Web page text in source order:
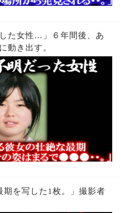
た女性…」６年間後、あ
動き出す。
期を写した1枚。」撮影者